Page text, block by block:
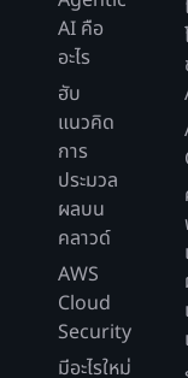
AI คือ
อะไร
ฮับ
แนวคิด
การ
ประมวล
ผลบน
คลาวด์
AWS
Cloud
Security
มีอะไรใหม่